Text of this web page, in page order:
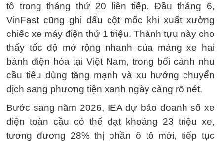
tô trong tháng thứ 20 liên tiếp. Đầu tháng 6,
VinFast cũng ghi dấu cột mốc khi xuất xưởng
chiếc xe máy điện thứ 1 triệu. Thành tựu này cho
thấy tốc độ mở rộng nhanh của mảng xe hai
bánh điện hóa tại Việt Nam, trong bối cảnh nhu
cầu tiêu dùng tăng mạnh và xu hướng chuyển
dịch sang phương tiện xanh ngày càng rõ nét.
Bước sang năm 2026, IEA dự báo doanh số xe
điện toàn cầu có thể đạt khoảng 23 triệu xe,
tương đương 28% thị phần ô tô mới, tiếp tục